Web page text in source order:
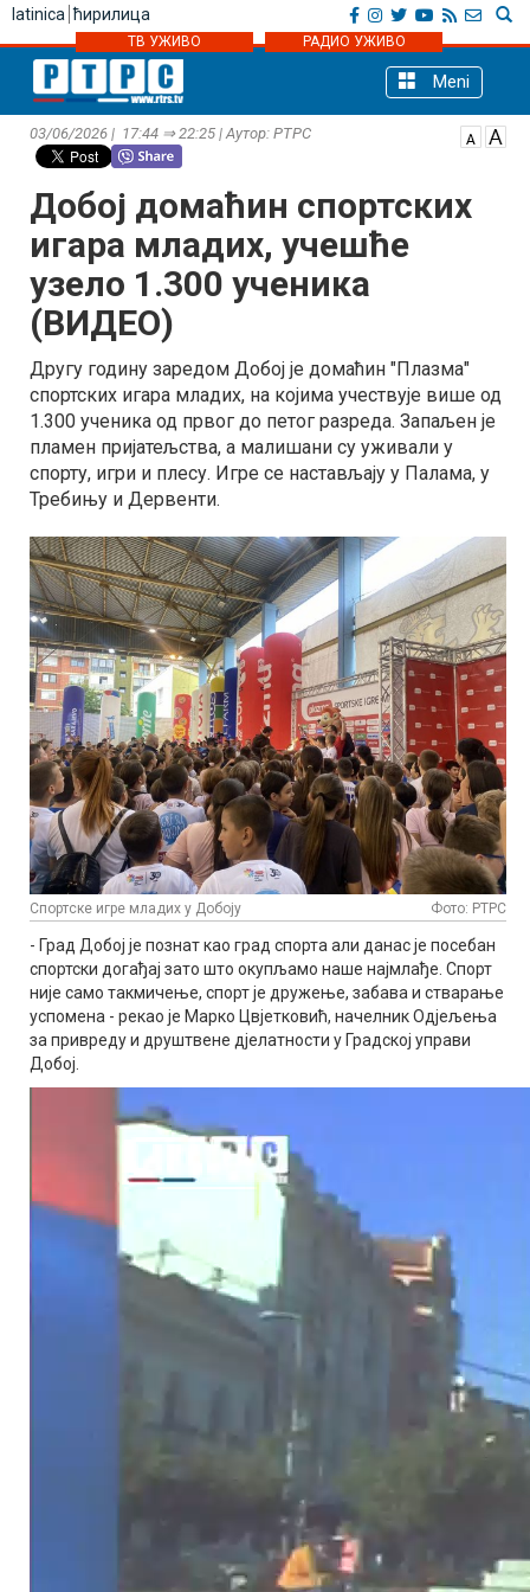
latinica ћирилица
ТВ УЖИВО РАДИО УЖИВО
Meni
03/06/2026 | 17:44 ⇒ 22:25 | Аутор: РТРС
Добој домаћин спортских
игара младих, учешће
узело 1.300 ученика
(ВИДЕО)
Другу годину заредом Добој је домаћин "Плазма"
спортских игара младих, на којима учествује више од
1.300 ученика од првог до петог разреда. Запаљен је
пламен пријатељства, а малишани су уживали у
спорту, игри и плесу. Игре се настављају у Палама, у
Требињу и Дервенти.
Спортске игре младих у Добоју Фото: РТРС
- Град Добој је познат као град спорта али данас је посебан
спортски догађај зато што окупљамо наше најмлађе. Спорт
није само такмичење, спорт је дружење, забава и стварање
успомена - рекао је Марко Цвјетковић, начелник Одјељења
за привреду и друштвене дјелатности у Градској управи
Добој.